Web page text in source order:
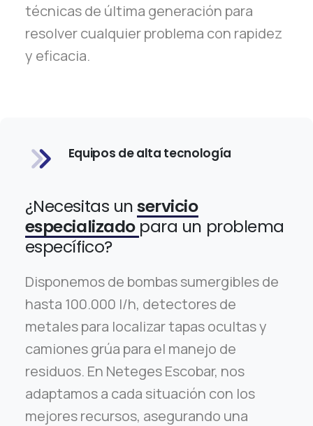
técnicas de última generación para
resolver cualquier problema con rapidez
y eficacia.
Equipos de alta tecnología
¿Necesitas unservicio
especializado para un problema
específico?
Disponemos de bombas sumergibles de
hasta 100.000 l/h, detectores de
metales para localizar tapas ocultas y
camiones grúa para el manejo de
residuos. En Neteges Escobar, nos
adaptamos a cada situación con los
mejores recursos, asegurando una